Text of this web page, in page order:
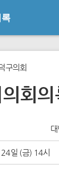
구의회
회
일 (금) 14시